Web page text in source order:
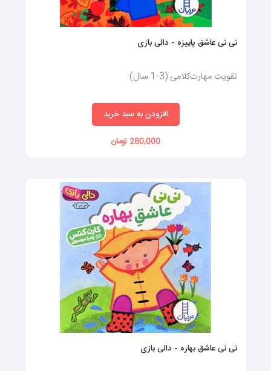
نی نی عاشق پاییزه - دالی بازی
تقویت مهارت‌کلامی (3-1 سال)
افزودن به سبد خرید
280,000 تومان
نی نی عاشق بهاره - دالی بازی